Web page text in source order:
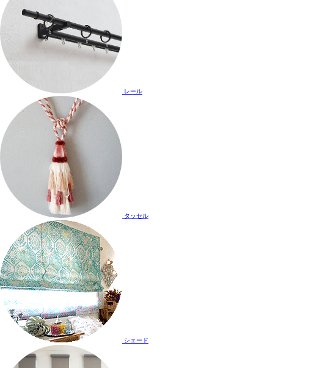
レール
タッセル
シェード